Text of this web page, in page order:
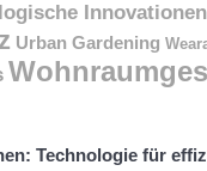
Innovationen
Urban Gardening
Technologie für